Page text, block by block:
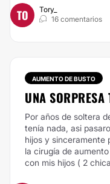
TO
Tory_
16 comentarios
AUMENTO DE BUSTO
UNA SORPRESA
Por años de soltera
tenía nada, asi
hijos y sinceramente
la cirugía de
con mis hijos ( 2